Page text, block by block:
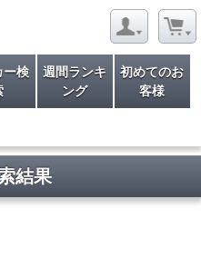
ー検
週間ランキ
ング
初めてのお
客様
結果